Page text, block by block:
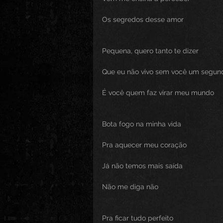
Os segredos desse amor
Pequena, quero tanto te dizer
Que eu não vivo sem você um
É você quem faz virar meu mundo
Bota fogo na minha vida
Pra aquecer meu coração
Já não temos mais saída
Não me diga não
Pra ficar tudo perfeito